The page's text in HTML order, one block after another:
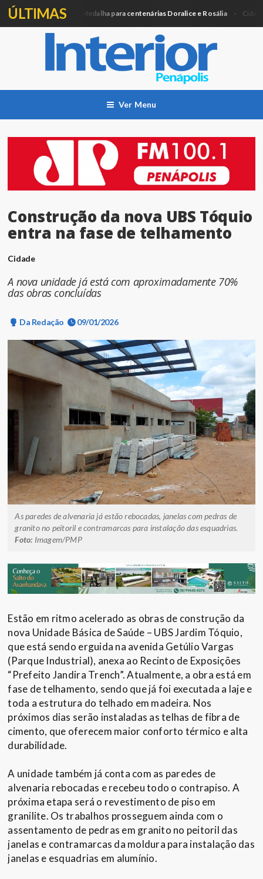
ÚLTIMAS
Câmara entregará Medalha para centenárias Doralice e Rosália Cidade
Ver Menu
Construção da nova UBS Tóquio
entra na fase de telhamento
Cidade
A nova unidade já está com aproximadamente 70%
das obras concluídas
Da Redação 09/01/2026
As paredes de alvenaria já estão rebocadas, janelas com pedras de
granito no peitoril e contramarcas para instalação das esquadrias.
Foto: Imagem/PMP
Estão em ritmo acelerado as obras de construção da
nova Unidade Básica de Saúde – UBS Jardim Tóquio,
que está sendo erguida na avenida Getúlio Vargas
(Parque Industrial), anexa ao Recinto de Exposições
“Prefeito Jandira Trench”. Atualmente, a obra está em
fase de telhamento, sendo que já foi executada a laje e
toda a estrutura do telhado em madeira. Nos
próximos dias serão instaladas as telhas de fibra de
cimento, que oferecem maior conforto térmico e alta
durabilidade.
A unidade também já conta com as paredes de
alvenaria rebocadas e recebeu todo o contrapiso. A
próxima etapa será o revestimento de piso em
granilite. Os trabalhos prosseguem ainda com o
assentamento de pedras em granito no peitoril das
janelas e contramarcas da moldura para instalação das
janelas e esquadrias em alumínio.